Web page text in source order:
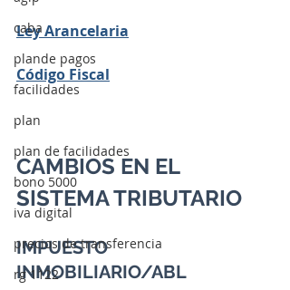
caba
plande pagos
facilidades
plan
plan de facilidades
bono 5000
iva digital
precios de transferencia
rg 1122
Ley Arancelaria
Código Fiscal
CAMBIOS EN EL
SISTEMA TRIBUTARIO
IMPUESTO
INMOBILIARIO/ABL